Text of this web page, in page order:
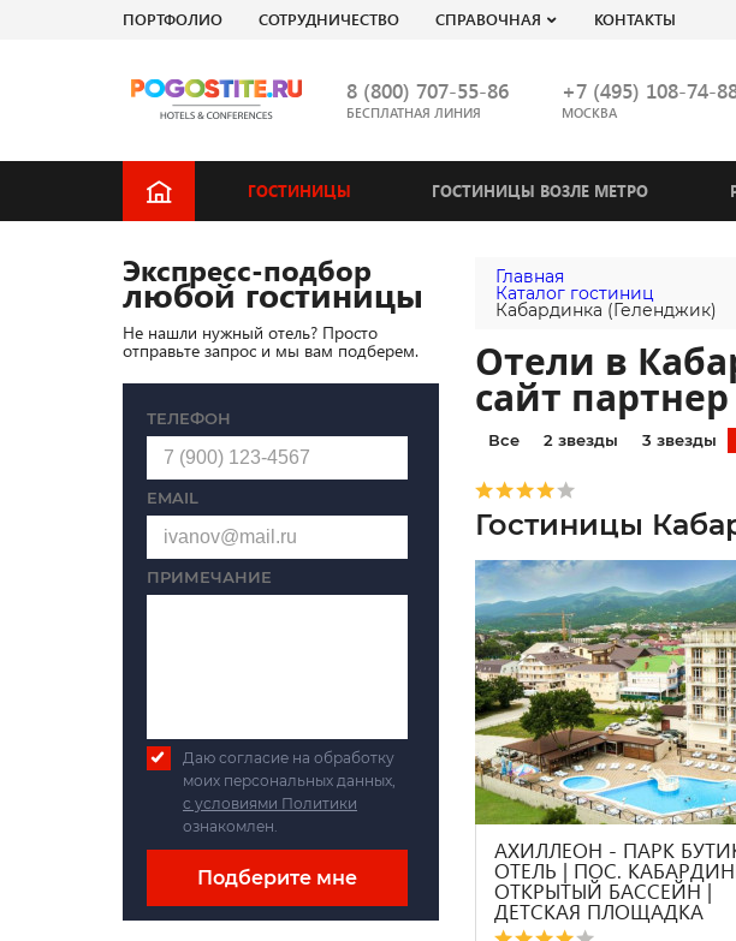
ПОРТФОЛИО СОТРУДНИЧЕСТВО СПРАВОЧНАЯ КОНТАКТЫ
8 (800) 707-55-86
БЕСПЛАТНАЯ ЛИНИЯ
+7 (495) 108-74-
МОСКВА
ГОСТИНИЦЫ ГОСТИНИЦЫ ВОЗЛЕ МЕТРО
Главная
Каталог гостиниц
Кабардинка (Геленджик)
Отели в
сайт партнер
Все 2 звезды 3 звезды
Гостиницы
АХИЛЛЕОН - ПАРК
ОТЕЛЬ | ПОС.
ОТКРЫТЫЙ БАССЕЙН |
ДЕТСКАЯ ПЛОЩАДКА
Экспресс-подбор
любой гостиницы
Не нашли нужный отель? Просто
отправьте запрос и мы вам подберем.
ТЕЛЕФОН
EMAIL
ПРИМЕЧАНИЕ
Даю согласие на обработку
моих персональных данных,
с условиями Политики
ознакомлен.
Подберите мне